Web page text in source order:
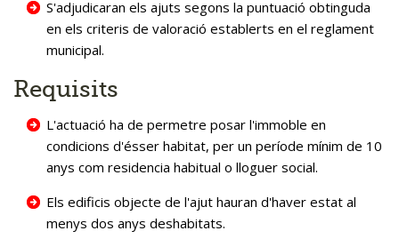
S'adjudicaran els ajuts segons la puntuació obtinguda
en els criteris de valoració establerts en el reglament
municipal.
Requisits
L'actuació ha de permetre posar l'immoble en
condicions d'ésser habitat, per un període mínim de 10
anys com residencia habitual o lloguer social.
Els edificis objecte de l'ajut hauran d'haver estat al
menys dos anys deshabitats.